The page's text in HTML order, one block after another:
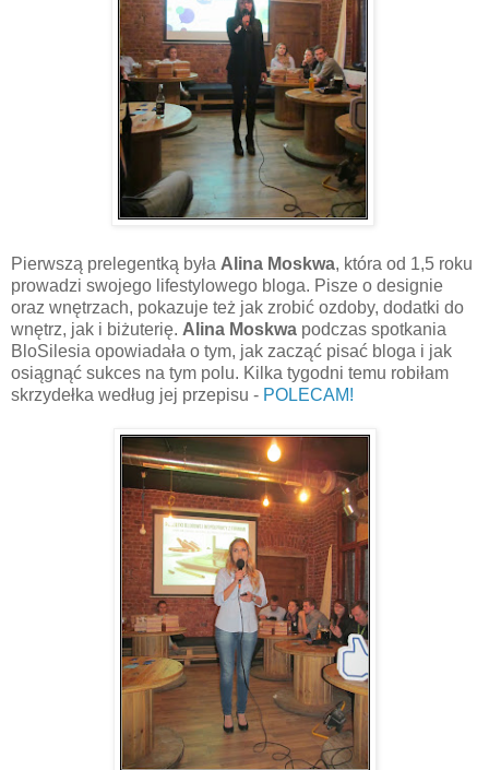
Pierwszą prelegentką była Alina Moskwa, która od 1,5 roku
prowadzi swojego lifestylowego bloga. Pisze o designie
oraz wnętrzach, pokazuje też jak zrobić ozdoby, dodatki do
wnętrz, jak i biżuterię. Alina Moskwa podczas spotkania
BloSilesia opowiadała o tym, jak zacząć pisać bloga i jak
osiągnąć sukces na tym polu. Kilka tygodni temu robiłam
skrzydełka według jej przepisu - POLECAM!